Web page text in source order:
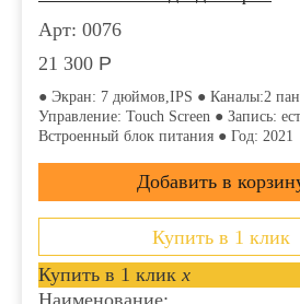
Арт: 0076
21 300 Р
● Экран: 7 дюймов,IPS ● Каналы:2
Управление: Touch Screen ● Запись:
Встроенный блок питания ● Год: 2021
Купить в 1 клик
Купить в 1 клик x
Наименование: